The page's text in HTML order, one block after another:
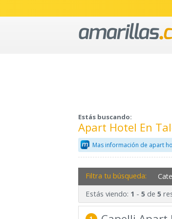
Estás buscando:
Apart Hotel En
Mas información de apart
Filtra tu búsqueda:
Estás viendo: 1 - 5 de 5